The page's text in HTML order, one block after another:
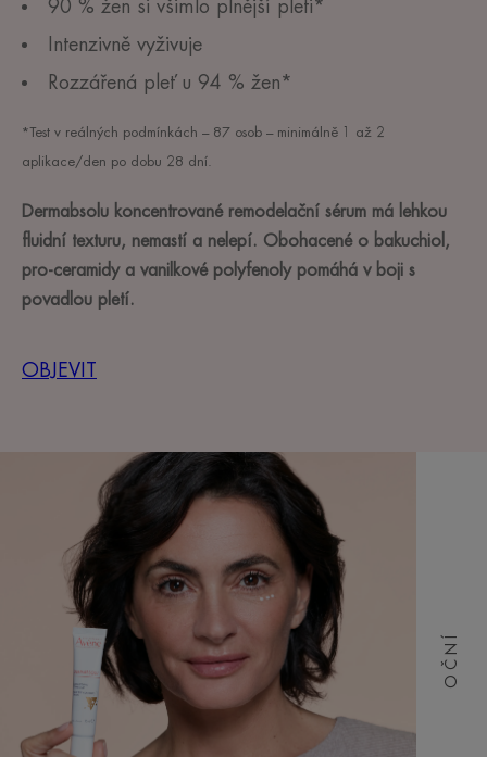
90 % žen si všimlo plnější pleti*
Intenzivně vyživuje
Rozzářená pleť u 94 % žen*
*Test v reálných podmínkách – 87 osob – minimálně 1 až 2
aplikace/den po dobu 28 dní.
Dermabsolu koncentrované remodelační sérum má lehkou
fluidní texturu, nemastí a nelepí. Obohacené o bakuchiol,
pro-ceramidy a vanilkové polyfenoly pomáhá v boji s
povadlou pletí.
OBJEVIT
OČNÍ